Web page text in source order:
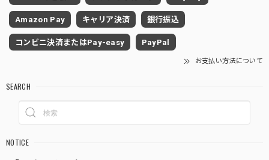
Amazon Pay キャリア決済 銀行振込
コンビニ決済またはPay-easy PayPal
お支払い方法について
SEARCH
NOTICE